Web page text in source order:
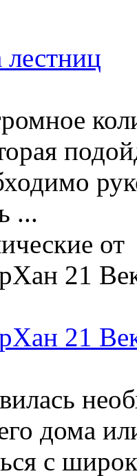
...
21
дома
с